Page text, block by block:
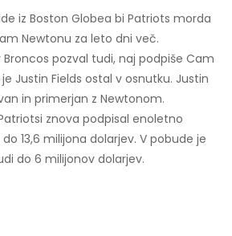
iz Boston Globea bi Patriots morda
Newtonu za leto dni več.
pozval tudi, naj podpiše Cam
Justin Fields ostal v osnutku. Justin
in primerjan z Newtonom.
znova podpisal enoletno
13,6 milijona dolarjev. V pobude je
do 6 milijonov dolarjev.